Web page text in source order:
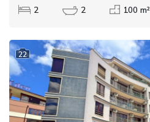
2 2 100 m²
22